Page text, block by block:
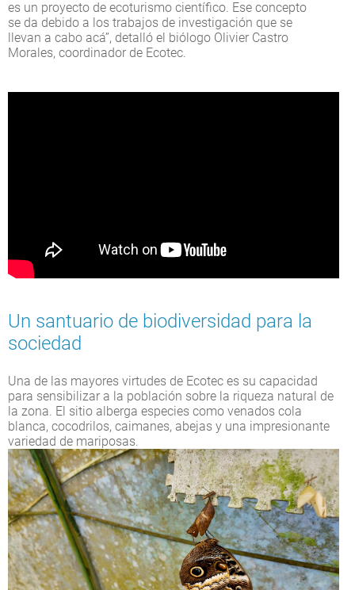
es un proyecto de ecoturismo científico. Ese concepto
se da debido a los trabajos de investigación que se
llevan a cabo acá”, detalló el biólogo Olivier Castro
Morales, coordinador de Ecotec.
Un santuario de biodiversidad para la
sociedad
Una de las mayores virtudes de Ecotec es su capacidad
para sensibilizar a la población sobre la riqueza natural de
la zona. El sitio alberga especies como venados cola
blanca, cocodrilos, caimanes, abejas y una impresionante
variedad de mariposas.